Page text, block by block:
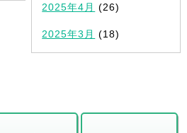
2025年4月 (26)
2025年3月 (18)